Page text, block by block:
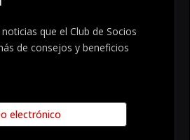
que el Club de Socios
de consejos y beneficios